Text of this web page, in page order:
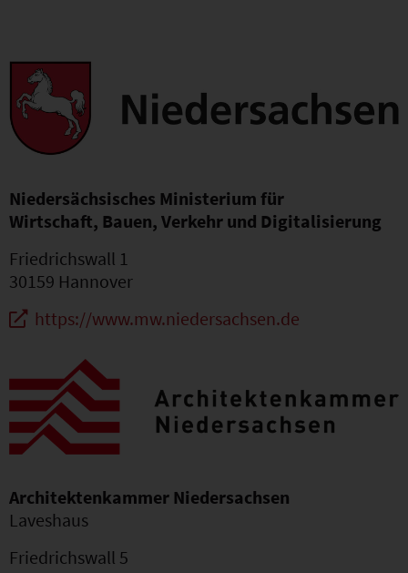
Niedersächsisches Ministerium für
Wirtschaft, Bauen, Verkehr und Digitalisierung
Friedrichswall 1
30159 Hannover
https://www.mw.niedersachsen.de
Architektenkammer Niedersachsen
Laveshaus
Friedrichswall 5